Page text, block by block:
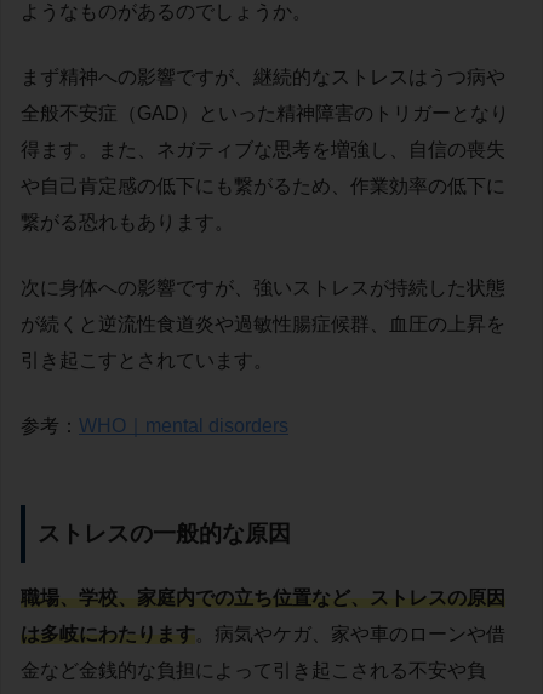
ようなものがあるのでしょうか。
まず精神への影響ですが、継続的なストレスはうつ病や
全般不安症（GAD）といった精神障害のトリガーとなり
得ます。また、ネガティブな思考を増強し、自信の喪失
や自己肯定感の低下にも繋がるため、作業効率の低下に
繋がる恐れもあります。
次に身体への影響ですが、強いストレスが持続した状態
が続くと逆流性食道炎や過敏性腸症候群、血圧の上昇を
引き起こすとされています。
参考： WHO｜mental disorders
ストレスの一般的な原因
職場、学校、家庭内での立ち位置など、ストレスの原因
は多岐にわたります。 病気やケガ、家や車のローンや借
金など金銭的な負担によって引き起こされる不安や負